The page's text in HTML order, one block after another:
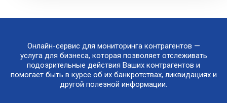
Онлайн-сервис для мониторинга контрагентов —
услуга для бизнеса, которая позволяет отслеживать
подозрительные действия Ваших контрагентов и
помогает быть в курсе об их банкротствах, ликвидациях и
другой полезной информации.